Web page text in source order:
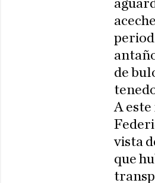
de
A
vista
que